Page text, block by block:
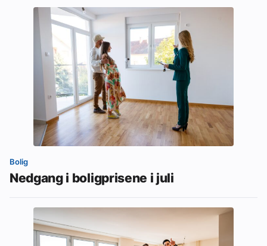
Bolig
Nedgang i boligprisene i juli